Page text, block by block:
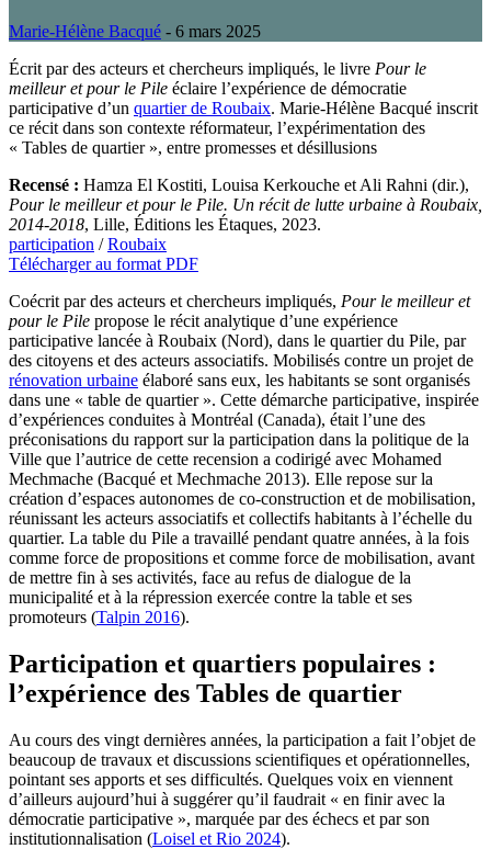
Marie-Hélène Bacqué - 6 mars 2025
Écrit par des acteurs et chercheurs impliqués, le livre Pour le
meilleur et pour le Pile éclaire l’expérience de démocratie
participative d’un quartier de Roubaix. Marie-Hélène Bacqué inscrit
ce récit dans son contexte réformateur, l’expérimentation des
« Tables de quartier », entre promesses et désillusions
Recensé : Hamza El Kostiti, Louisa Kerkouche et Ali Rahni (dir.),
Pour le meilleur et pour le Pile. Un récit de lutte urbaine à Roubaix,
2014-2018, Lille, Éditions les Étaques, 2023.
participation /Roubaix
Télécharger au format PDF
Coécrit par des acteurs et chercheurs impliqués, Pour le meilleur et
pour le Pile propose le récit analytique d’une expérience
participative lancée à Roubaix (Nord), dans le quartier du Pile, par
des citoyens et des acteurs associatifs. Mobilisés contre un projet de
rénovation urbaine élaboré sans eux, les habitants se sont organisés
dans une « table de quartier ». Cette démarche participative, inspirée
d’expériences conduites à Montréal (Canada), était l’une des
préconisations du rapport sur la participation dans la politique de la
Ville que l’autrice de cette recension a codirigé avec Mohamed
Mechmache (Bacqué et Mechmache 2013). Elle repose sur la
création d’espaces autonomes de co-construction et de mobilisation,
réunissant les acteurs associatifs et collectifs habitants à l’échelle du
quartier. La table du Pile a travaillé pendant quatre années, à la fois
comme force de propositions et comme force de mobilisation, avant
de mettre fin à ses activités, face au refus de dialogue de la
municipalité et à la répression exercée contre la table et ses
promoteurs (Talpin 2016).
Participation et quartiers populaires :
l’expérience des Tables de quartier
Au cours des vingt dernières années, la participation a fait l’objet de
beaucoup de travaux et discussions scientifiques et opérationnelles,
pointant ses apports et ses difficultés. Quelques voix en viennent
d’ailleurs aujourd’hui à suggérer qu’il faudrait « en finir avec la
démocratie participative », marquée par des échecs et par son
institutionnalisation (Loisel et Rio 2024).